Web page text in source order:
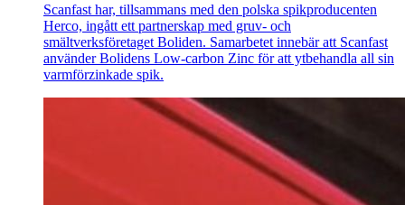
Scanfast har, tillsammans med den polska spikproducenten
Herco, ingått ett partnerskap med gruv- och
smältverksföretaget Boliden. Samarbetet innebär att Scanfast
använder Bolidens Low-carbon Zinc för att ytbehandla all sin
varmförzinkade spik.